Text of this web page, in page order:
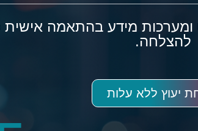
ומערכות מידע בהתאמה
להצלחה.
יעוץ ללא עלות